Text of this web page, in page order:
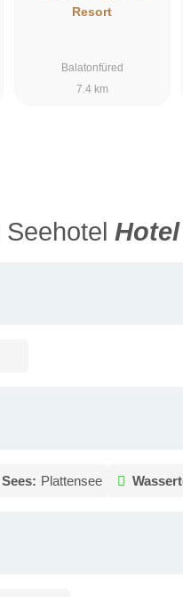
Resort
Balatonfüred
7.4 km
Plattensee